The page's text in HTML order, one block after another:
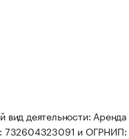
деятельности:
732604323091 и ОГРНИП: